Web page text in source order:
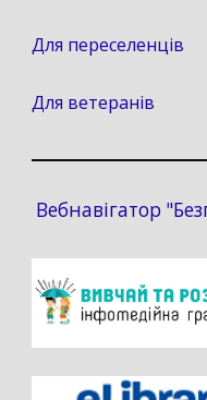
Для переселенців
Для ветеранів
Вебнавігатор